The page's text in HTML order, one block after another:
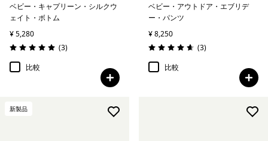
ベビー・キャプリーン・シルクウ
ェイト・ボトム
¥ 5,280
評価: 5.0 / 5
(3レビュー
)
比較
ベビー・アウトドア・エブリデ
ー・パンツ
¥ 8,250
評価: 4.7 / 5
(3レビュー
)
比較
新製品